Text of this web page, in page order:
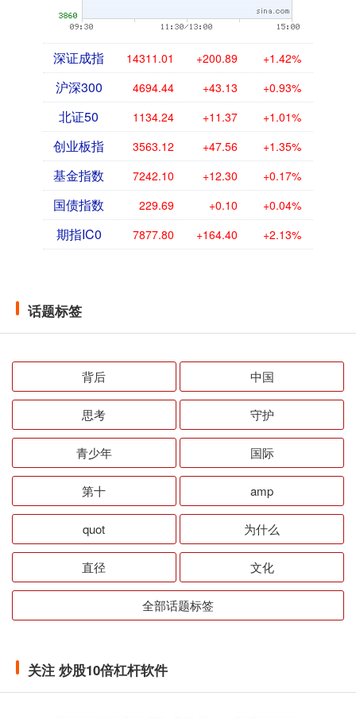
深证成指 14311.01 +200.89 +1.42%
沪深300 4694.44 +43.13 +0.93%
北证50 1134.24 +11.37 +1.01%
创业板指 3563.12 +47.56 +1.35%
基金指数 7242.10 +12.30 +0.17%
国债指数 229.69 +0.10 +0.04%
期指IC0 7877.80 +164.40 +2.13%
话题标签
背后 中国
思考 守护
青少年 国际
第十 amp
quot 为什么
直径 文化
全部话题标签
关注 炒股10倍杠杆软件